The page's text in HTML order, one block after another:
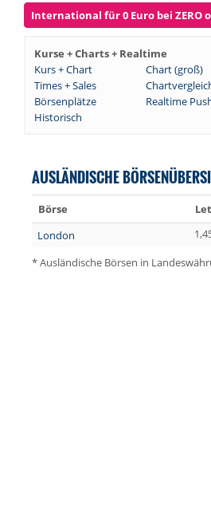
International für 0 Euro bei ZERO
Kurse + Charts + Realtime
Kurs + Chart
Chart (groß)
Times + Sales
Börsenplätze
Realtime
Historisch
AUSLÄNDISCHE
Börse
London
* Ausländische Börsen in